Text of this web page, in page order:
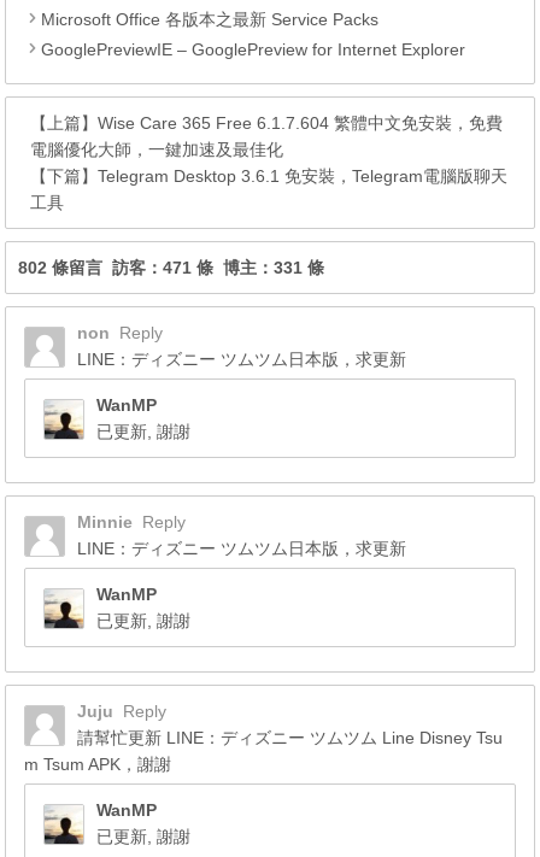
Microsoft Office 各版本之最新 Service Packs
GooglePreviewIE – GooglePreview for Internet Explorer
【上篇】Wise Care 365 Free 6.1.7.604 繁體中文免安裝，免費
電腦優化大師，一鍵加速及最佳化
【下篇】Telegram Desktop 3.6.1 免安裝，Telegram電腦版聊天
工具
802 條留言 訪客：471 條 博主：331 條
non
Reply
LINE：ディズニー ツムツム日本版，求更新
WanMP
已更新, 謝謝
Minnie Reply
LINE：ディズニー ツムツム日本版，求更新
WanMP
已更新, 謝謝
Juju
Reply
請幫忙更新 LINE：ディズニー ツムツム Line Disney Tsu
m Tsum APK，謝謝
WanMP
已更新, 謝謝